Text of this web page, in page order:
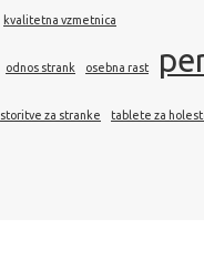
kvalitetna vzmetnica
odnos strank osebna rast
storitve za stranke tablete za